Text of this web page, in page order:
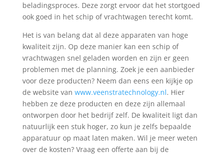
beladingsproces. Deze zorgt ervoor dat het stortgoed
ook goed in het schip of vrachtwagen terecht komt.
Het is van belang dat al deze apparaten van hoge
kwaliteit zijn. Op deze manier kan een schip of
vrachtwagen snel geladen worden en zijn er geen
problemen met de planning. Zoek je een aanbieder
voor deze producten? Neem dan eens een kijkje op
de website van www.veenstratechnology.nl. Hier
hebben ze deze producten en deze zijn allemaal
ontworpen door het bedrijf zelf. De kwaliteit ligt dan
natuurlijk een stuk hoger, zo kun je zelfs bepaalde
apparatuur op maat laten maken. Wil je meer weten
over de kosten? Vraag een offerte aan bij de